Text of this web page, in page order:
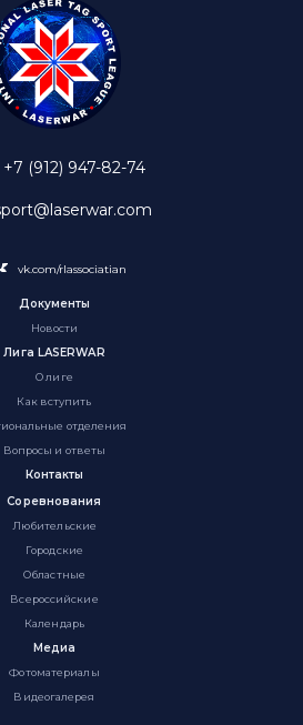
+7 (912) 947-82-74
vk.com/rlassociatian
Документы
Новости
Лига LASERWAR
О лиге
Как вступить
отделения
Вопросы и ответы
Контакты
Соревнования
Любительские
Городские
Областные
Всероссийские
Календарь
Медиа
Фотоматериалы
Видеогалерея